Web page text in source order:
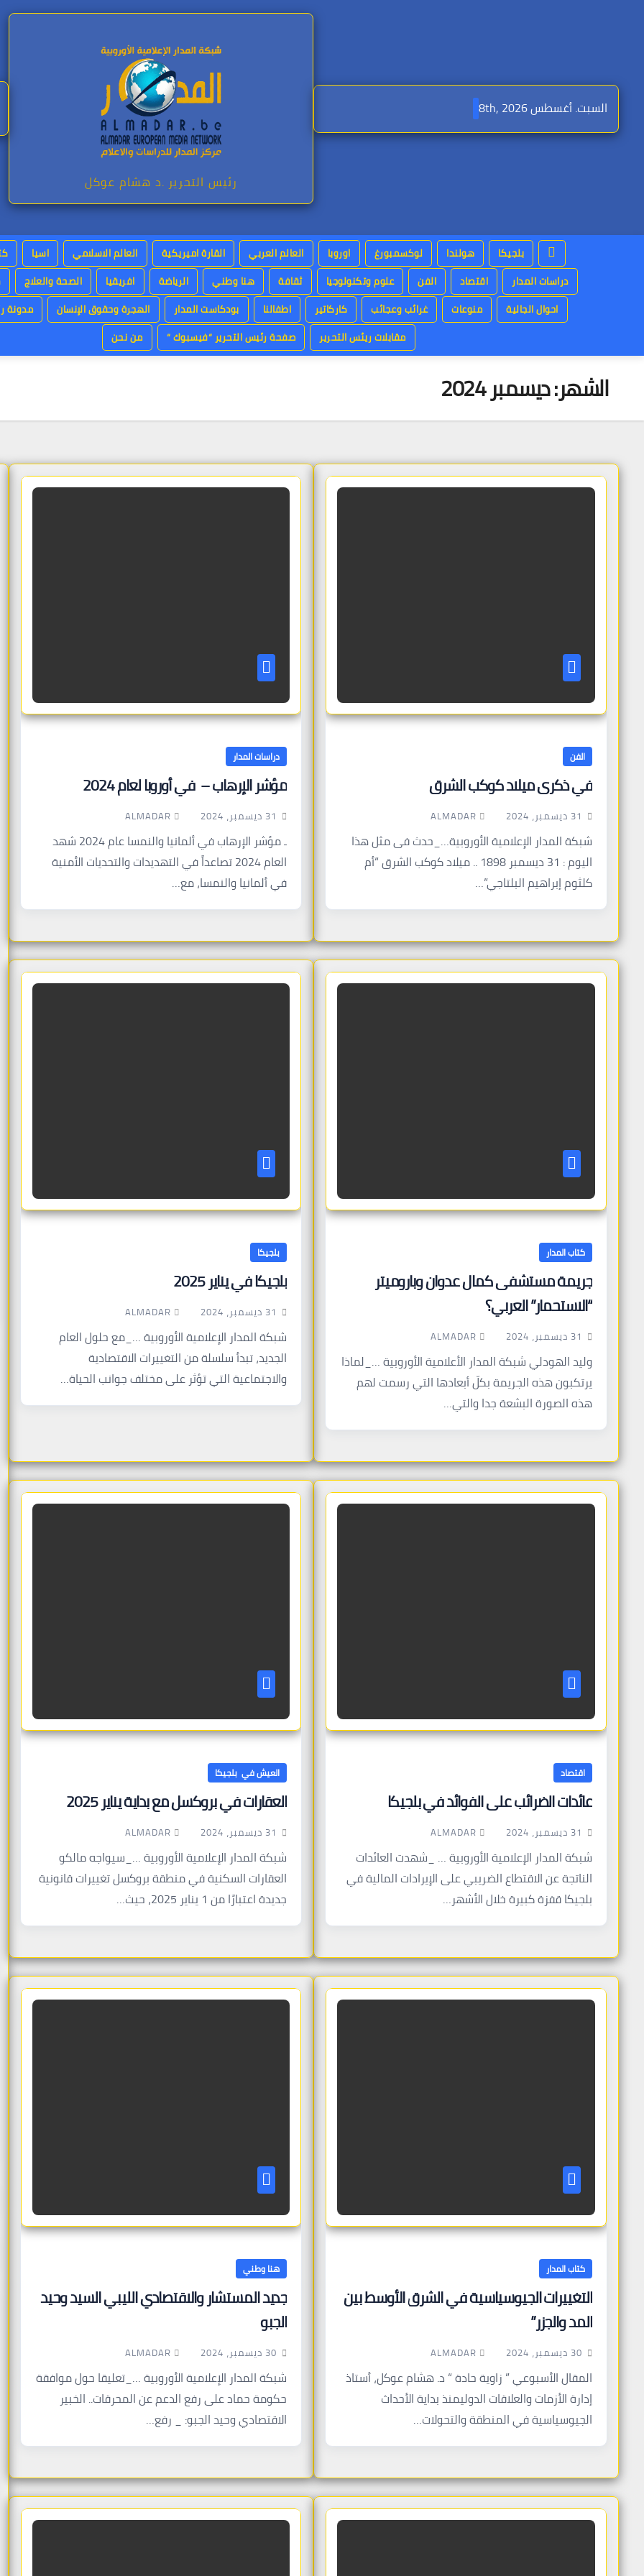
السبت. أغسطس 8th, 2026
رئيس التحرير .د هشام عوكل
بلجيكا هولندا لوكسمبورغ اوروبا العالم العربي القارة اميريكية العالم الاسلامي اسيا
دراسات المدار
اقتصاد الفن علوم وتكنولوجيا ثقافة هنا وطني الرياضة افريقيا الصحة والعلاج
احوال الجالية
منوعات غرائب وعجائب كاركاتير اطفالنا بودكاست المدار الهجرة وحقوق الإنسان
مدونة
مقابلات ريئس التحرير
صفحة رئيس التحرير “فيسبوك “ من نحن
الشهر:ديسمبر 2024
الفن
في ذكرى ميلاد كوكب الشرق
31 ديسمبر، 2024 ALMADAR
شبكة المدار الإعلامية الأوروبية…_حدث فى مثل هذا
اليوم : 31 ديسمبر 1898 .. ميلاد كوكب الشرق “أم
كلثوم إبراهيم البلتاجي”…
دراسات المدار
مؤشر الإرهاب – في أوروبا لعام 2024
31 ديسمبر، 2024 ALMADAR
ـ مؤشر الإرهاب في ألمانيا والنمسا عام 2024 شهد
العام 2024 تصاعداً في التهديدات والتحديات الأمنية
في ألمانيا والنمسا، مع…
كتاب المدار
جريمة مستشفى كمال عدوان وباروميتر
“الاستحمار” العربي؟
31 ديسمبر، 2024 ALMADAR
وليد الهودلي شبكة المدار الأعلامية الأوروبية …_لماذا
يرتكبون هذه الجريمة بكلّ أبعادها التي رسمت لهم
هذه الصورة البشعة جدا والتي…
بلجيكا
بلجيكا في يناير 2025
31 ديسمبر، 2024 ALMADAR
شبكة المدار الإعلامية الأوروبية …_مع حلول العام
الجديد، تبدأ سلسلة من التغييرات الاقتصادية
والاجتماعية التي تؤثر على مختلف جوانب الحياة…
اقتصاد
عائدات الضرائب على الفوائد في بلجيكا
31 ديسمبر، 2024 ALMADAR
شبكة المدار الإعلامية الأوروبية … _شهدت العائدات
الناتجة عن الاقتطاع الضريبي على الإيرادات المالية في
بلجيكا قفزة كبيرة خلال الأشهر…
العيش في بلجيكا
العقارات في بروكسل مع بداية يناير 2025
31 ديسمبر، 2024 ALMADAR
شبكة المدار الإعلامية الأوروبية …_سيواجه مالكو
العقارات السكنية في منطقة بروكسل تغييرات قانونية
جديدة اعتبارًا من 1 يناير 2025، حيث…
كتاب المدار
التغييرات الجيوسياسية في الشرق الأوسط بين
المد والجزر”
30 ديسمبر، 2024 ALMADAR
المقال الأسبوعي ” زاوية حادة “ د. هشام عوكل، أستاذ
إدارة الأزمات والعلاقات الدوليمنذ بداية الأحداث
الجيوسياسية في المنطقة والتحولات…
هنا وطني
جديد المستشار والاقتصادي الليبي السيد وحيد
الجبو
30 ديسمبر، 2024 ALMADAR
شبكة المدار الإعلامية الأوروبية …_تعليقا حول موافقة
حكومة حماد على رفع الدعم عن المحرقات.. الخبير
الاقتصادي وحيد الجبو: _ رفع…